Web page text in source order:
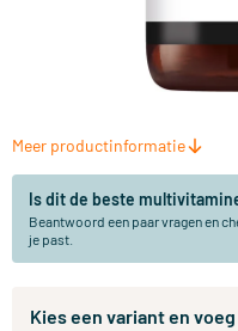
Meer productinformatie
Is dit de beste
Beantwoord een paar vragen en
je past.
Kies een variant en